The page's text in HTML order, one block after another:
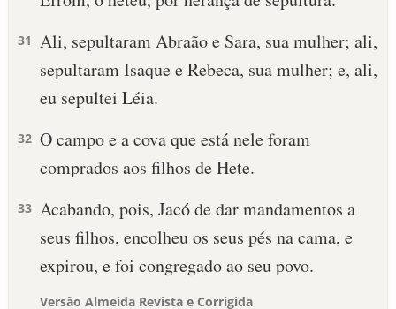
31 Ali, sepultaram Abraão e Sara, sua mulher; ali,
sepultaram Isaque e Rebeca, sua mulher; e, ali,
eu sepultei Léia.
32 O campo e a cova que está nele foram
comprados aos filhos de Hete.
33 Acabando, pois, Jacó de dar mandamentos a
seus filhos, encolheu os seus pés na cama, e
expirou, e foi congregado ao seu povo.
Versão Almeida Revista e Corrigida